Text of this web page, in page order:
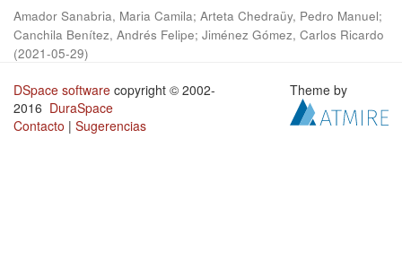
Amador Sanabria, Maria Camila; Arteta Chedraüy, Pedro Manuel;
Canchila Benítez, Andrés Felipe; Jiménez Gómez, Carlos Ricardo
(2021-05-29)
DSpace software copyright © 2002-
2016 DuraSpace
Contacto | Sugerencias
Theme by